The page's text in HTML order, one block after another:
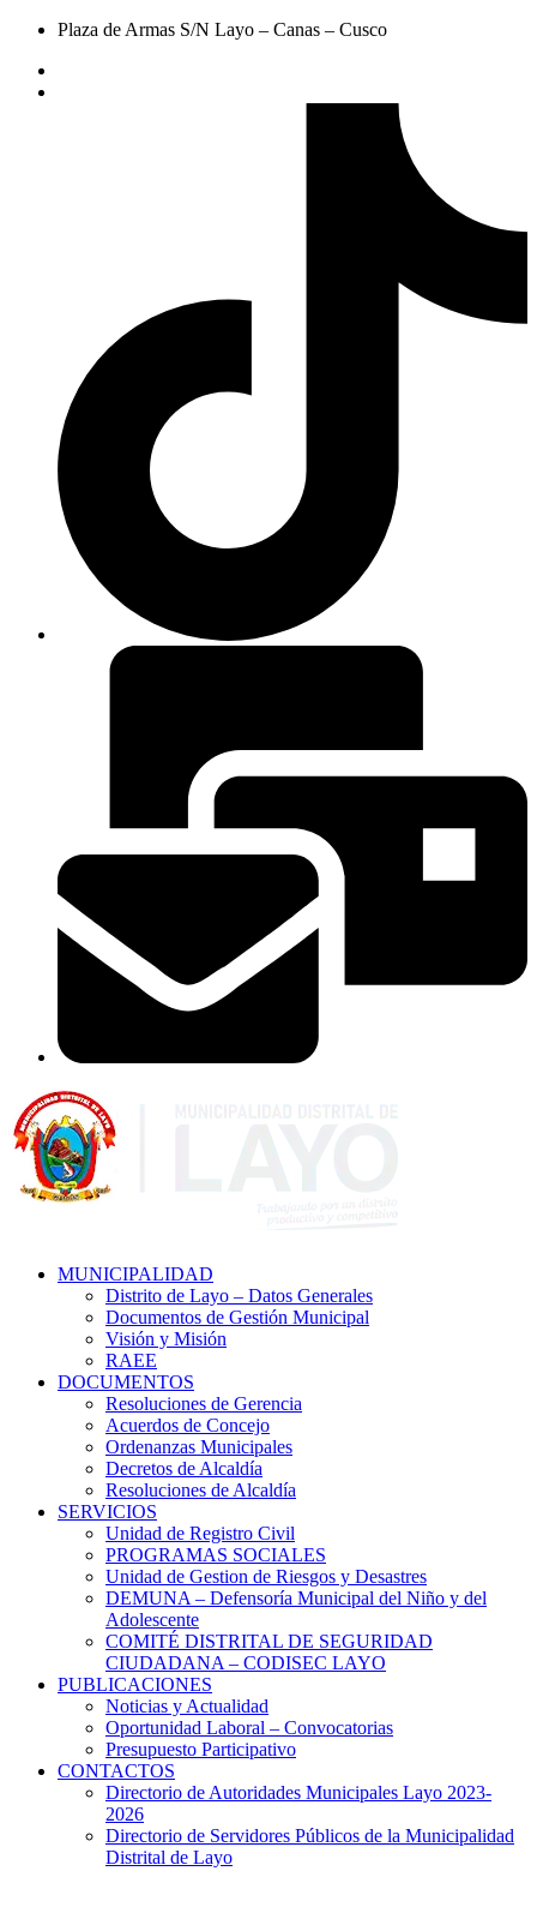
Plaza de Armas S/N Layo – Canas – Cusco
MUNICIPALIDAD
Distrito de Layo – Datos Generales
Documentos de Gestión Municipal
Visión y Misión
RAEE
DOCUMENTOS
Resoluciones de Gerencia
Acuerdos de Concejo
Ordenanzas Municipales
Decretos de Alcaldía
Resoluciones de Alcaldía
SERVICIOS
Unidad de Registro Civil
PROGRAMAS SOCIALES
Unidad de Gestion de Riesgos y Desastres
DEMUNA – Defensoría Municipal del Niño y del
Adolescente
COMITÉ DISTRITAL DE SEGURIDAD
CIUDADANA – CODISEC LAYO
PUBLICACIONES
Noticias y Actualidad
Oportunidad Laboral – Convocatorias
Presupuesto Participativo
CONTACTOS
Directorio de Autoridades Municipales Layo 2023-
2026
Directorio de Servidores Públicos de la Municipalidad
Distrital de Layo